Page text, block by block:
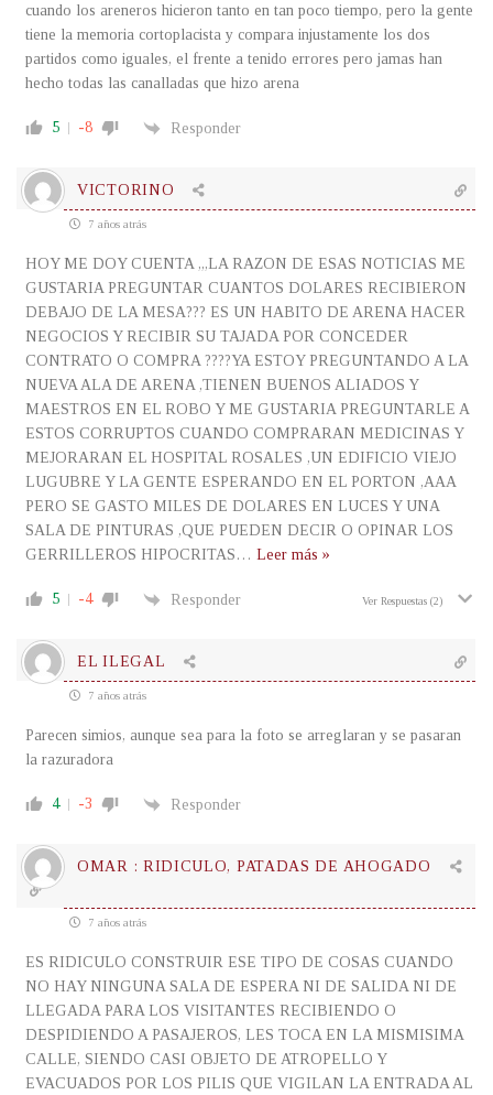
cuando los areneros hicieron tanto en tan poco tiempo, pero la gente
tiene la memoria cortoplacista y compara injustamente los dos
partidos como iguales, el frente a tenido errores pero jamas han
hecho todas las canalladas que hizo arena
5 -8 Responder
VICTORINO
7 años atrás
HOY ME DOY CUENTA ,,,LA RAZON DE ESAS NOTICIAS ME
GUSTARIA PREGUNTAR CUANTOS DOLARES RECIBIERON
DEBAJO DE LA MESA??? ES UN HABITO DE ARENA HACER
NEGOCIOS Y RECIBIR SU TAJADA POR CONCEDER
CONTRATO O COMPRA ????YA ESTOY PREGUNTANDO A LA
NUEVA ALA DE ARENA ,TIENEN BUENOS ALIADOS Y
MAESTROS EN EL ROBO Y ME GUSTARIA PREGUNTARLE A
ESTOS CORRUPTOS CUANDO COMPRARAN MEDICINAS Y
MEJORARAN EL HOSPITAL ROSALES ,UN EDIFICIO VIEJO
LUGUBRE Y LA GENTE ESPERANDO EN EL PORTON ,AAA
PERO SE GASTO MILES DE DOLARES EN LUCES Y UNA
SALA DE PINTURAS ,QUE PUEDEN DECIR O OPINAR LOS
GERRILLEROS HIPOCRITAS … Leer más »
5 -4 Responder Ver Respuestas (2)
EL ILEGAL
7 años atrás
Parecen simios, aunque sea para la foto se arreglaran y se pasaran
la razuradora
4 -3 Responder
OMAR : RIDICULO, PATADAS DE AHOGADO
7 años atrás
ES RIDICULO CONSTRUIR ESE TIPO DE COSAS CUANDO
NO HAY NINGUNA SALA DE ESPERA NI DE SALIDA NI DE
LLEGADA PARA LOS VISITANTES RECIBIENDO O
DESPIDIENDO A PASAJEROS, LES TOCA EN LA MISMISIMA
CALLE, SIENDO CASI OBJETO DE ATROPELLO Y
EVACUADOS POR LOS PILIS QUE VIGILAN LA ENTRADA AL